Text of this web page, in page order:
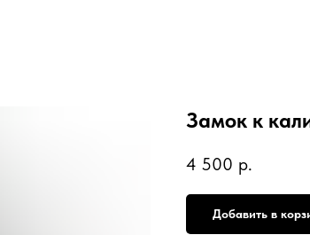
Замок к
4 500 р.
Добавить в